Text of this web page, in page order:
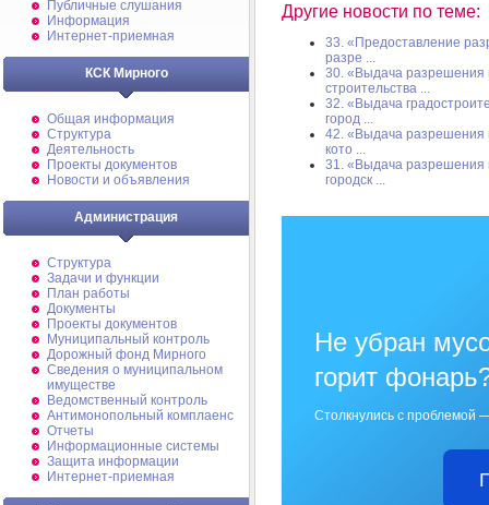
Публичные слушания
Информация
Интернет-приемная
КСК Мирного
Общая информация
Структура
Деятельность
Проекты документов
Новости и объявления
Администрация
Структура
Задачи и функции
План работы
Документы
Проекты документов
Муниципальный контроль
Дорожный фонд Мирного
Cведения о муниципальном
имуществе
Ведомственный контроль
Антимонопольный комплаенс
Отчеты
Информационные системы
Защита информации
Интернет-приемная
Другие новости по теме:
33. «Предоставление
разре ...
30. «Выдача разрешения
строительства ...
32. «Выдача
город ...
42. «Выдача разрешения
кото ...
31. «Выдача разрешения
городск ...
Не убран
горит
Столкнулись с проблемой